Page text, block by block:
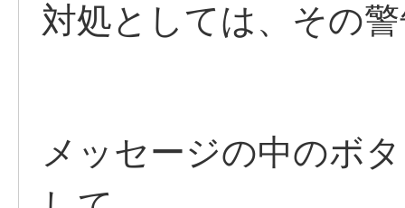
対処としては、その
メッセージの中のボ